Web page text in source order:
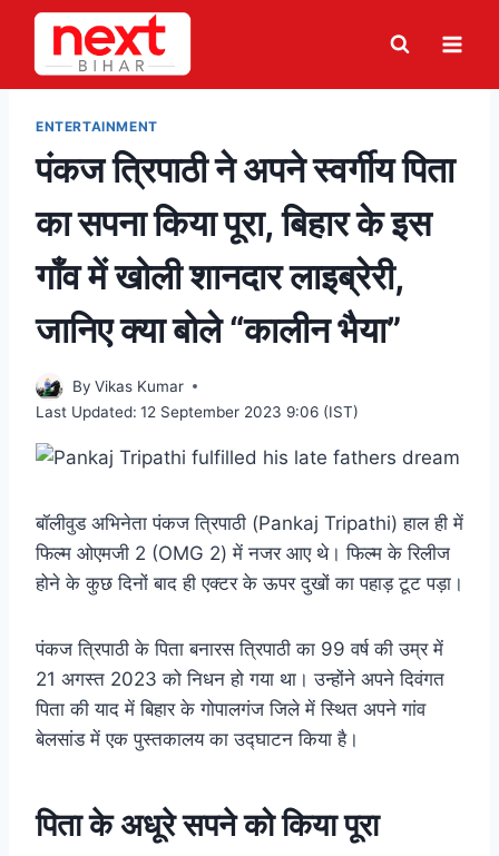
Skip
content
ENTERTAINMENT
पंकज त्रिपाठी ने अपने स्वर्गीय पिता
का सपना किया पूरा, बिहार के इस
गाँव में खोली शानदार लाइब्रेरी,
जानिए क्या बोले “कालीन भैया”
By Vikas Kumar
Last Updated: 12 September 2023 9:06 (IST)
बॉलीवुड अभिनेता पंकज त्रिपाठी (Pankaj Tripathi) हाल ही में
फिल्म ओएमजी 2 (OMG 2) में नजर आए थे। फिल्म के रिलीज
होने के कुछ दिनों बाद ही एक्टर के ऊपर दुखों का पहाड़ टूट पड़ा।
पंकज त्रिपाठी के पिता बनारस त्रिपाठी का 99 वर्ष की उम्र में
21 अगस्त 2023 को निधन हो गया था। उन्होंने अपने दिवंगत
पिता की याद में बिहार के गोपालगंज जिले में स्थित अपने गांव
बेलसांड में एक पुस्तकालय का उद्घाटन किया है।
पिता के अधूरे सपने को किया पूरा